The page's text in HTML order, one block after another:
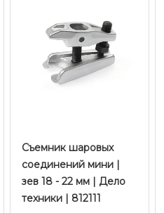
Съемник шаровых
соединений мини |
зев 18 - 22 мм | Дело
техники | 812111